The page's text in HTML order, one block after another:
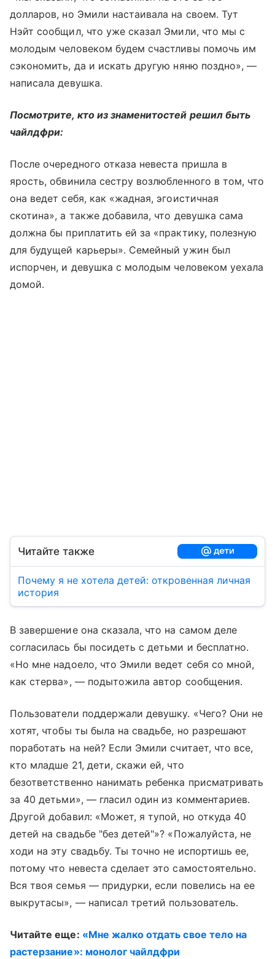
долларов, но Эмили настаивала на своем. Тут
Нэйт сообщил, что уже сказал Эмили, что мы с
молодым человеком будем счастливы помочь им
сэкономить, да и искать другую няню поздно», —
написала девушка.
Посмотрите, кто из знаменитостей решил быть
чайлдфри:
После очередного отказа невеста пришла в
ярость, обвинила сестру возлюбленного в том, что
она ведет себя, как «жадная, эгоистичная
скотина», а также добавила, что девушка сама
должна бы приплатить ей за «практику, полезную
для будущей карьеры». Семейный ужин был
испорчен, и девушка с молодым человеком уехала
домой.
Читайте также
Почему я не хотела детей: откровенная личная
история
В завершение она сказала, что на самом деле
согласилась бы посидеть с детьми и бесплатно.
«Но мне надоело, что Эмили ведет себя со мной,
как стерва», — подытожила автор сообщения.
Пользователи поддержали девушку. «Чего? Они не
хотят, чтобы ты была на свадьбе, но разрешают
поработать на ней? Если Эмили считает, что все,
кто младше 21, дети, скажи ей, что
безответственно нанимать ребенка присматривать
за 40 детьми», — гласил один из комментариев.
Другой добавил: «Может, я тупой, но откуда 40
детей на свадьбе "без детей"»? «Пожалуйста, не
ходи на эту свадьбу. Ты точно не испортишь ее,
потому что невеста сделает это самостоятельно.
Вся твоя семья — придурки, если повелись на ее
выкрутасы», — написал третий пользователь.
Читайте еще: «Мне жалко отдать свое тело на
растерзание»: монолог чайлдфри